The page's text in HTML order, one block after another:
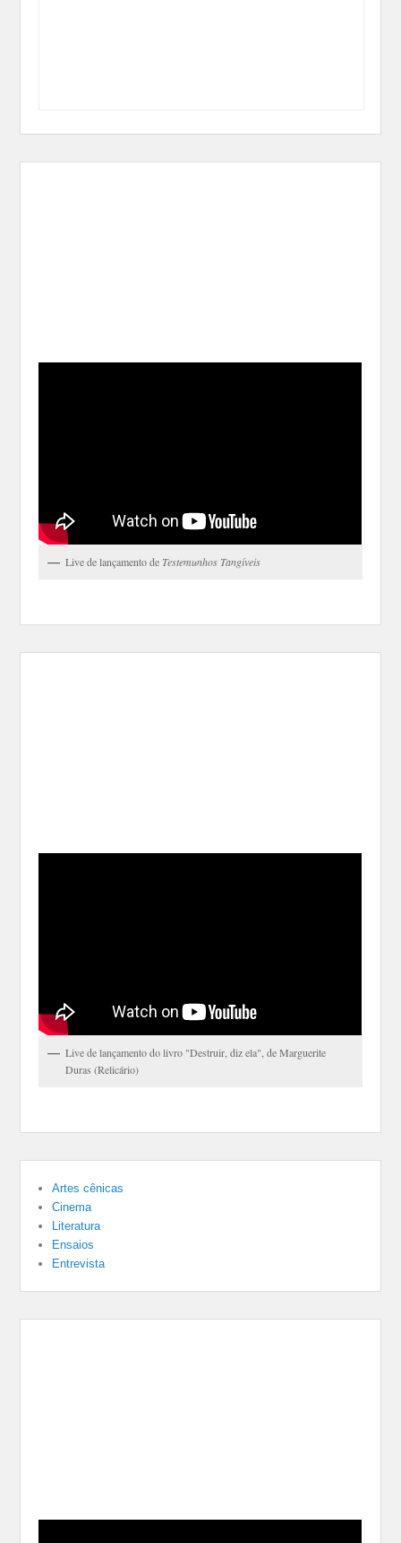
Live de lançamento de Testemunhos Tangíveis
Live de lançamento do livro "Destruir, diz ela", de Marguerite
Duras (Relicário)
Artes cênicas
Cinema
Literatura
Ensaios
Entrevista